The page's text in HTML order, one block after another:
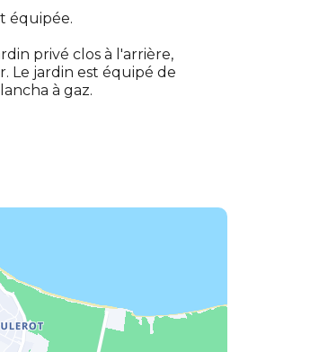
équipée.
privé clos à l'arrière,
Le jardin est équipé de
à gaz.